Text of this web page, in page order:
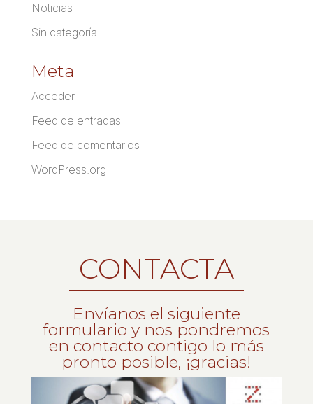
Noticias
Sin categoría
Meta
Acceder
Feed de entradas
Feed de comentarios
WordPress.org
CONTACTA
Envíanos el siguiente
formulario y nos pondremos
en contacto contigo lo más
pronto posible, ¡gracias!